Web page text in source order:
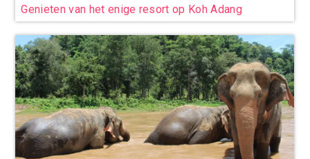
Genieten van het enige resort op Koh Adang